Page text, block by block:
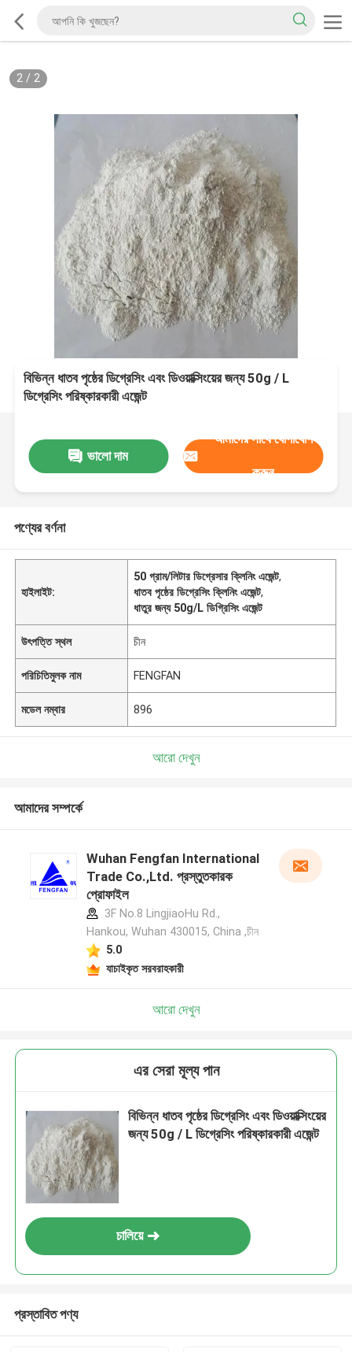
2/ 2
বিভিন্ন ধাতব পৃষ্ঠের ডিগ্রেসিং এবং ডিওয়াক্সিংয়ের জন্য 50g / L
ডিগ্রেসিং পরিষ্কারকারী এজেন্ট
ভালো দাম
আমাদের সাথে যোগাযোগ
করুন
পণ্যের বর্ণনা
হাইলাইট:
50 গ্রাম/লিটার ডিগ্রেসার ক্লিনিং এজেন্ট,
ধাতব পৃষ্ঠের ডিগ্রেসিং ক্লিনিং এজেন্ট,
ধাতুর জন্য 50g/L ডিগ্রিসিং এজেন্ট
উৎপত্তি স্থল চীন
পরিচিতিমুলক নাম FENGFAN
মডেল নম্বার 896
আরো দেখুন
আমাদের সম্পর্কে
Wuhan Fengfan International
Trade Co.,Ltd. প্রস্তুতকারক
প্রোফাইল
3F No.8 LingjiaoHu Rd.,
Hankou, Wuhan 430015, China ,চীন
5.0
যাচাইকৃত সরবরাহকারী
আরো দেখুন
এর সেরা মূল্য পান
বিভিন্ন ধাতব পৃষ্ঠের ডিগ্রেসিং এবং ডিওয়াক্সিংয়ের
জন্য 50g / L ডিগ্রেসিং পরিষ্কারকারী এজেন্ট
চালিয়ে
প্রস্তাবিত পণ্য